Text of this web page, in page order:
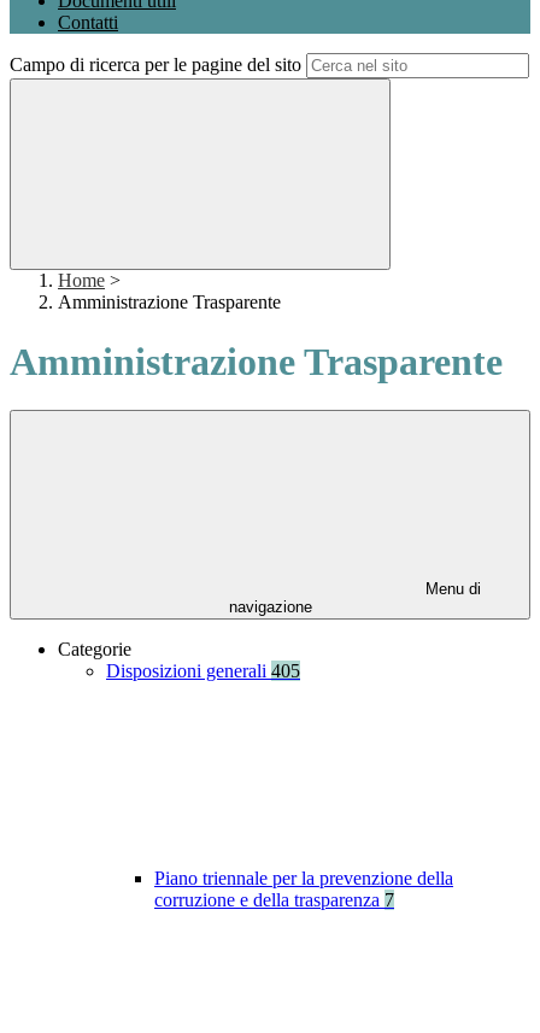
Contatti
Campo di ricerca per le pagine del sito
Home >
Amministrazione Trasparente
Amministrazione Trasparente
Menu di
navigazione
Categorie
Disposizioni generali 405
Piano triennale per la prevenzione della
corruzione e della trasparenza 7